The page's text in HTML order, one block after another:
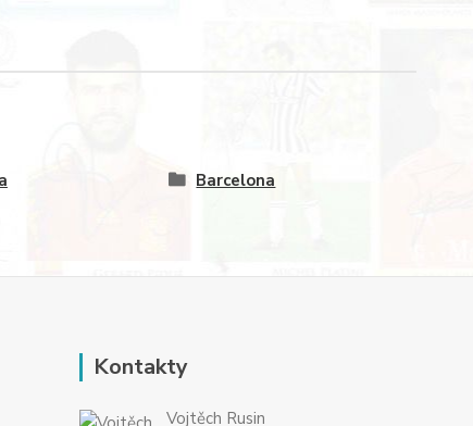
Barcelona
Kontakty
Vojtěch Rusin